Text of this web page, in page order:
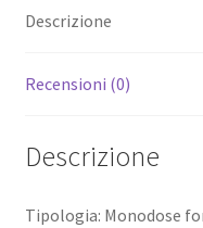
Descrizione
Recensioni (0)
Descrizione
Tipologia: Monodose